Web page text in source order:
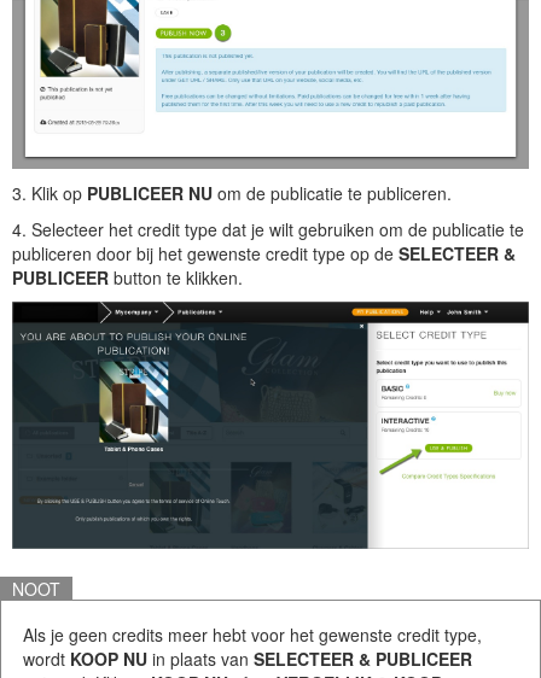
3. Klik op PUBLICEER NU om de publicatie te publiceren.
4. Selecteer het credit type dat je wilt gebruiken om de publicatie te
publiceren door bij het gewenste credit type op de SELECTEER &
PUBLICEER button te klikken.
NOOT
Als je geen credits meer hebt voor het gewenste credit type,
wordt KOOP NU in plaats van SELECTEER & PUBLICEER